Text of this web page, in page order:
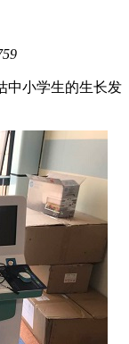
中小学生的生长发